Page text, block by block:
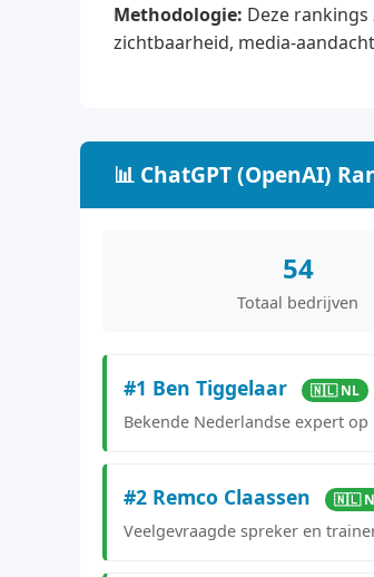
Methodologie: Deze
zichtbaarheid, media-
📊 ChatGPT (OpenAI)
54
Totaal bedrijven
#1 Ben Tiggelaar 🇳🇱 NL
Bekende Nederlandse expert
#2 Remco Claassen 🇳🇱
Veelgevraagde spreker en